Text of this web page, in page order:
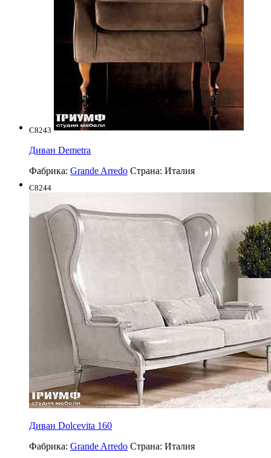
C8243
Диван Demetra
Фабрика: Grande Arredo Страна: Италия
C8244
Диван Dolcevita 160
Фабрика: Grande Arredo Страна: Италия